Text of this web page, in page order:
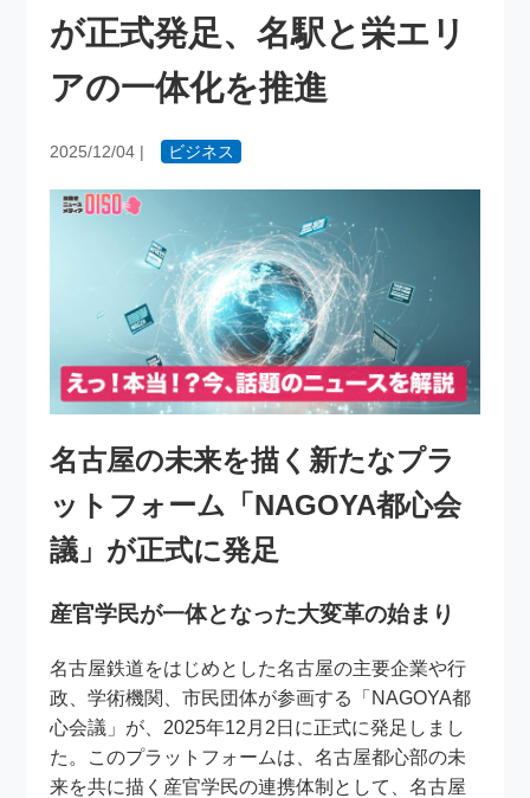
が正式発足、名駅と栄エリ
アの一体化を推進
2025/12/04 | ビジネス
名古屋の未来を描く新たなプラ
ットフォーム「NAGOYA都心会
議」が正式に発足
産官学民が一体となった大変革の始まり
名古屋鉄道をはじめとした名古屋の主要企業や行
政、学術機関、市民団体が参画する「NAGOYA都
心会議」が、2025年12月2日に正式に発足しまし
た。このプラットフォームは、名古屋都心部の未
来を共に描く産官学民の連携体制として、名古屋